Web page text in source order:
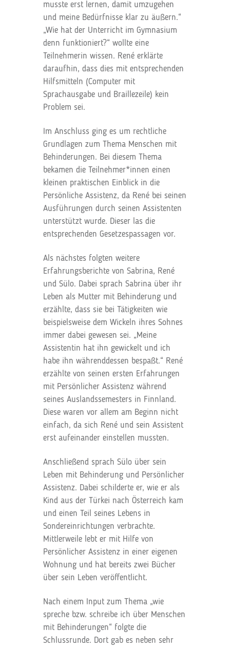
musste erst lernen, damit umzugehen
und meine Bedürfnisse klar zu äußern.“
„Wie hat der Unterricht im Gymnasium
denn funktioniert?“ wollte eine
Teilnehmerin wissen. René erklärte
daraufhin, dass dies mit entsprechenden
Hilfsmitteln (Computer mit
Sprachausgabe und Braillezeile) kein
Problem sei.
Im Anschluss ging es um rechtliche
Grundlagen zum Thema Menschen mit
Behinderungen. Bei diesem Thema
bekamen die Teilnehmer*innen einen
kleinen praktischen Einblick in die
Persönliche Assistenz, da René bei seinen
Ausführungen durch seinen Assistenten
unterstützt wurde. Dieser las die
entsprechenden Gesetzespassagen vor.
Als nächstes folgten weitere
Erfahrungsberichte von Sabrina, René
und Sülo. Dabei sprach Sabrina über ihr
Leben als Mutter mit Behinderung und
erzählte, dass sie bei Tätigkeiten wie
beispielsweise dem Wickeln ihres Sohnes
immer dabei gewesen sei. „Meine
Assistentin hat ihn gewickelt und ich
habe ihn währenddessen bespaßt.“ René
erzählte von seinen ersten Erfahrungen
mit Persönlicher Assistenz während
seines Auslandssemesters in Finnland.
Diese waren vor allem am Beginn nicht
einfach, da sich René und sein Assistent
erst aufeinander einstellen mussten.
Anschließend sprach Sülo über sein
Leben mit Behinderung und Persönlicher
Assistenz. Dabei schilderte er, wie er als
Kind aus der Türkei nach Österreich kam
und einen Teil seines Lebens in
Sondereinrichtungen verbrachte.
Mittlerweile lebt er mit Hilfe von
Persönlicher Assistenz in einer eigenen
Wohnung und hat bereits zwei Bücher
über sein Leben veröffentlicht.
Nach einem Input zum Thema „wie
spreche bzw. schreibe ich über Menschen
mit Behinderungen“ folgte die
Schlussrunde. Dort gab es neben sehr